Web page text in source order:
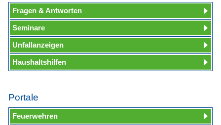
Fragen & Antworten
Seminare
Unfallanzeigen
Haushaltshilfen
Portale
Feuerwehren